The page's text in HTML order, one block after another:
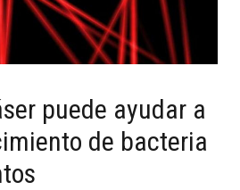
puede ayudar a
de bacteria